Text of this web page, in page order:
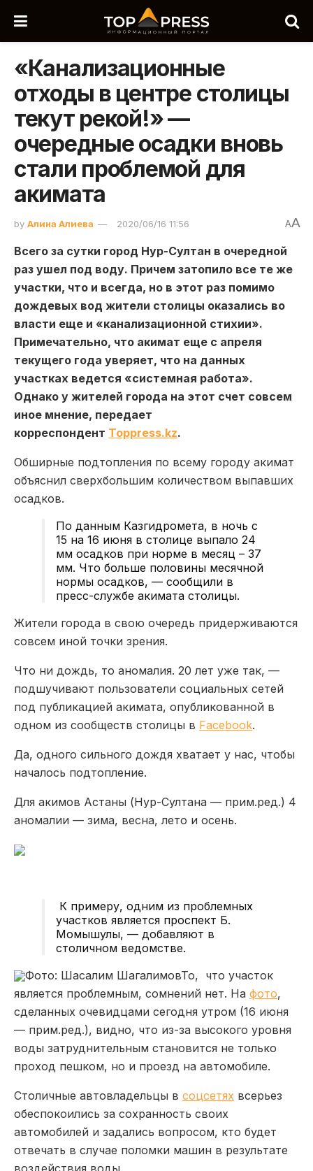
«Канализационные
отходы в центре столицы
текут рекой!» —
очередные осадки вновь
стали проблемой для
акимата
by Алина Алиева 2020/06/16 11:56 AA
Всего за сутки город Нур-Султан в очередной
раз ушел под воду. Причем затопило все те же
участки, что и всегда, но в этот раз помимо
дождевых вод жители столицы оказались во
власти еще и «канализационной стихии».
Примечательно, что акимат еще с апреля
текущего года уверяет, что на данных
участках ведется «системная работа».
Однако у жителей города на этот счет совсем
иное мнение, передает
корреспондент Toppress.kz.
Обширные подтопления по всему городу акимат
объяснил сверхбольшим количеством выпавших
осадков.
По данным Казгидромета, в ночь с
15 на 16 июня в столице выпало 24
мм осадков при норме в месяц – 37
мм. Что больше половины месячной
нормы осадков, — сообщили в
пресс-службе акимата столицы.
Жители города в свою очередь придерживаются
совсем иной точки зрения.
Что ни дождь, то аномалия. 20 лет уже так, —
подшучивают пользователи социальных сетей
под публикацией акимата, опубликованной в
одном из сообществ столицы в Facebook.
Да, одного сильного дождя хватает у нас, чтобы
началось подтопление.
Для акимов Астаны (Нур-Султана — прим.ред.) 4
аномалии — зима, весна, лето и осень.
К примеру, одним из проблемных
участков является проспект Б.
Момышулы, — добавляют в
столичном ведомстве.
Фото: Шасалим ШагалимовТо, что участок
является проблемным, сомнений нет. На фото,
сделанных очевидцами сегодня утром (16 июня
— прим.ред.), видно, что из-за высокого уровня
воды затруднительным становится не только
проход пешком, но и проезд на автомобиле.
Столичные автовладельцы в соцсетях всерьез
обеспокоились за сохранность своих
автомобилей и задались вопросом, кто будет
отвечать в случае поломки машин в результате
воздействия воды.